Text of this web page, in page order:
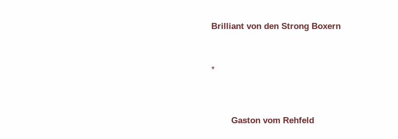
Brilliant von den Strong Boxern
*
Gaston vom Rehfeld